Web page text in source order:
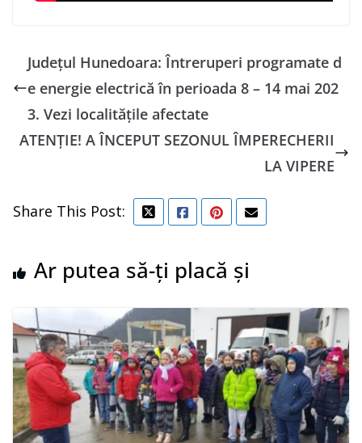
Județul Hunedoara: Întreruperi programate d
e energie electrică în perioada 8 – 14 mai 202
3. Vezi localitățile afectate
ATENŢIE! A ÎNCEPUT SEZONUL ÎMPERECHERII
LA VIPERE
Share This Post:
Ar putea să-ți placă și